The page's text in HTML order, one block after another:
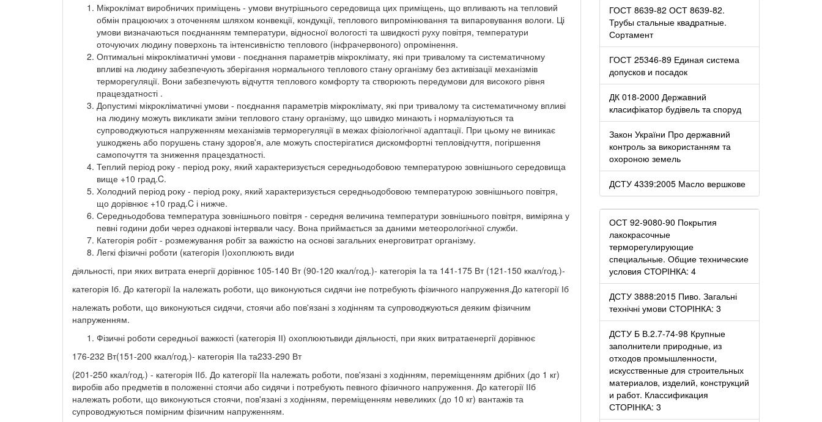
Мікроклімат виробничих приміщень - умови внутрішнього середовища цих приміщень, що впливають на тепловий
обмін працюючих з оточенням шляхом конвекції, кондукції, теплового випромінювання та випаровування вологи. Ці
умови визначаються поєднанням температури, відносної вологості та швидкості руху повітря, температури
оточуючих людину поверхонь та інтенсивністю теплового (інфрачервоного) опромінення.
Оптимальні мікрокліматичні умови - поєднання параметрів мікроклімату, які при тривалому та систематичному
впливі на людину забезпечують зберігання нормального теплового стану організму без активізації механізмів
терморегуляції. Вони забезпечують відчуття теплового комфорту та створюють передумови для високого рівня
працездатності .
Допустимі мікрокліматичні умови - поєднання параметрів мікроклімату, які при тривалому та систематичному впливі
на людину можуть викликати зміни теплового стану організму, що швидко минають і нормалізуються та
супроводжуються напруженням механізмів терморегуляції в межах фізіологічної адаптації. При цьому не виникає
ушкоджень або порушень стану здоров'я, але можуть спостерігатися дискомфортні тепловідчуття, погіршення
самопочуття та зниження працездатності.
Теплий період року - період року, який характеризується середньодобовою температурою зовнішнього середовища
вище +10 град.C.
Холодний період року - період року, який характеризується середньодобовою температурою зовнішнього повітря,
що дорівнює +10 град.C і нижче.
Середньодобова температура зовнішнього повітря - середня величина температури зовнішнього повітря, виміряна у
певні години доби через однакові інтервали часу. Вона приймається за даними метеорологічної служби.
Категорія робіт - розмежування робіт за важкістю на основі загальних енерговитрат організму.
Легкі фізичні роботи (категорія І)охоплюють види
діяльності, при яких витрата енергії дорівнює 105-140 Вт (90-120 ккал/год.)- категорія Іа та 141-175 Вт (121-150 ккал/год.)-
категорія Іб. До категорії Іа належать роботи, що виконуються сидячи іне потребують фізичного напруження.До категорії Іб
належать роботи, що виконуються сидячи, стоячи або пов'язані з ходінням та супроводжуються деяким фізичним
напруженням.
Фізичні роботи середньої важкості (категорія ІІ) охоплюютьвиди діяльності, при яких витратаенергії дорівнює
176-232 Вт(151-200 ккал/год.)- категорія ІІа та233-290 Вт
(201-250 ккал/год.) - категорія ІІб. До категорії ІІа належать роботи, пов'язані з ходінням, переміщенням дрібних (до 1 кг)
виробів або предметів в положенні стоячи або сидячи і потребують певного фізичного напруження. До категорії ІІб
належать роботи, що виконуються стоячи, пов'язані з ходінням, переміщенням невеликих (до 10 кг) вантажів та
супроводжуються помірним фізичним напруженням.
ГОСТ 8639-82 ОСТ 8639-82.
Трубы стальные квадратные.
Сортамент
ГОСТ 25346-89 Единая система
допусков и посадок
ДК 018-2000 Державний
класифікатор будівель та споруд
Закон України Про державний
контроль за використанням та
охороною земель
ДСТУ 4339:2005 Масло вершкове
ОСТ 92-9080-90 Покрытия
лакокрасочные
терморегулирующие
специальные. Общие технические
условия СТОРІНКА: 4
ДСТУ 3888:2015 Пиво. Загальні
технічні умови СТОРІНКА: 3
ДСТУ Б В.2.7-74-98 Крупные
заполнители природные, из
отходов промышленности,
искусственные для строительных
материалов, изделий, конструкций
и работ. Классификация
СТОРІНКА: 3